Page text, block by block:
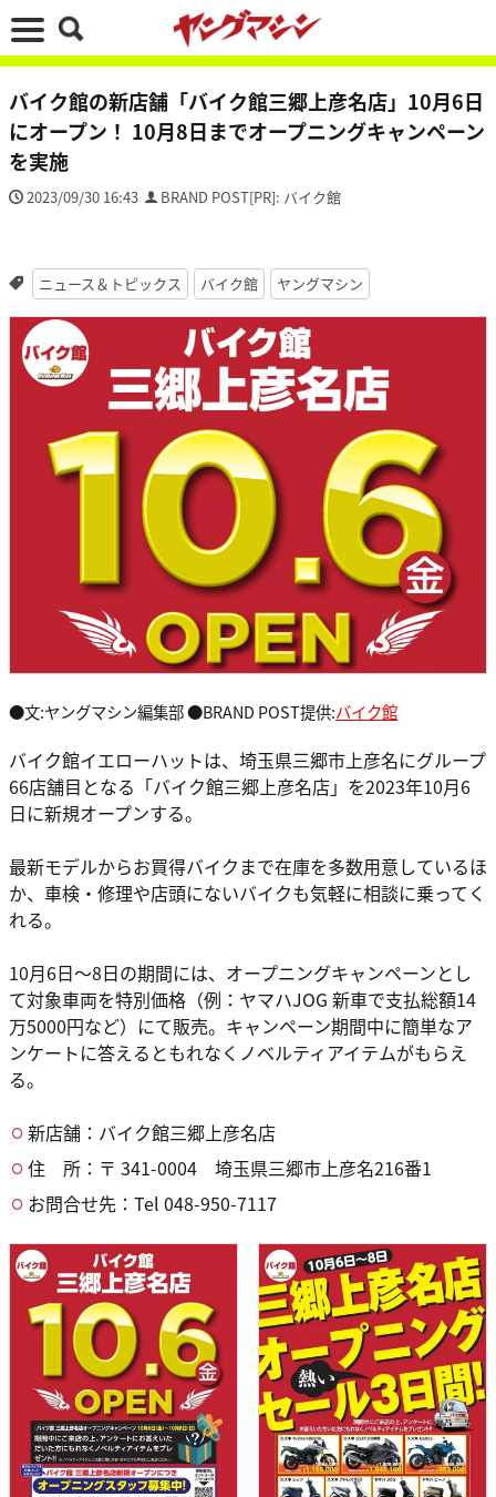
バイク館の新店舗「バイク館三郷上彦名店」10月6日
にオープン！ 10月8日までオープニングキャンペーン
を実施
2023/09/30 16:43 BRAND POST[PR]: バイク館
ニュース＆トピックス バイク館 ヤングマシン
●文:ヤングマシン編集部 ●BRAND POST提供:バイク館
バイク館イエローハットは、埼玉県三郷市上彦名にグループ
66店舗目となる「バイク館三郷上彦名店」を2023年10月6
日に新規オープンする。
最新モデルからお買得バイクまで在庫を多数用意しているほ
か、車検・修理や店頭にないバイクも気軽に相談に乗ってく
れる。
10月6日～8日の期間には、オープニングキャンペーンとし
て対象車両を特別価格（例：ヤマハJOG 新車で支払総額14
万5000円など）にて販売。キャンペーン期間中に簡単なア
ンケートに答えるともれなくノベルティアイテムがもらえ
る。
新店舗：バイク館三郷上彦名店
住 所：〒 341-0004 埼玉県三郷市上彦名216番1
お問合せ先：Tel 048-950-7117